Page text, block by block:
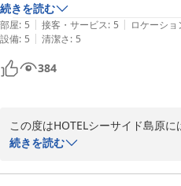
イキングも美味しかったです。キッ
備されており小さな子供たちも喜ぶ
と思います。
続きを読む
部屋: 5 | 接客・サービス: 5 | ロケーショ
設備: 5 | 清潔さ: 5
384
この度はHOTELシーサイド島原
りがとうございます。また、心温
続きを読む